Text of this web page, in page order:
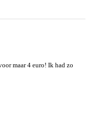
maar 4 euro! Ik had zo